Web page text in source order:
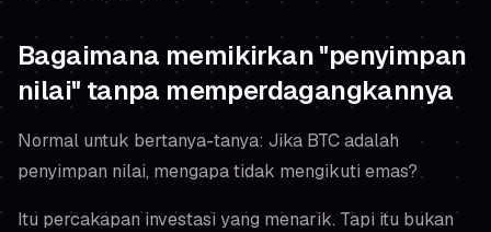
Bagaimana memikirkan "penyimpan
nilai" tanpa memperdagangkannya
Normal untuk bertanya-tanya: Jika BTC adalah
penyimpan nilai, mengapa tidak mengikuti emas?
Itu percakapan investasi yang menarik. Tapi itu bukan